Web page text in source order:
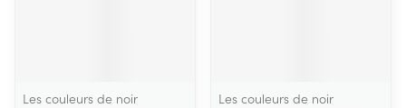
Les couleurs de noir
Les couleurs de noir